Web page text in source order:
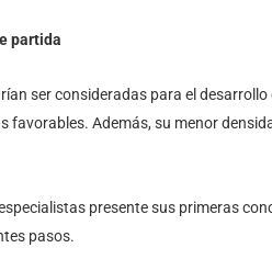
partida
ser consideradas para el
favorables. Además, su menor
presente sus primeras
pasos.